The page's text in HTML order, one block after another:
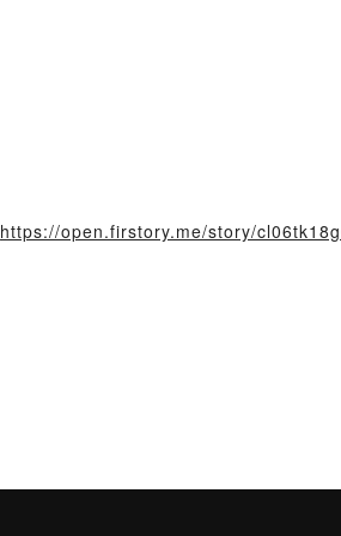
https://open.firstory.me/story/